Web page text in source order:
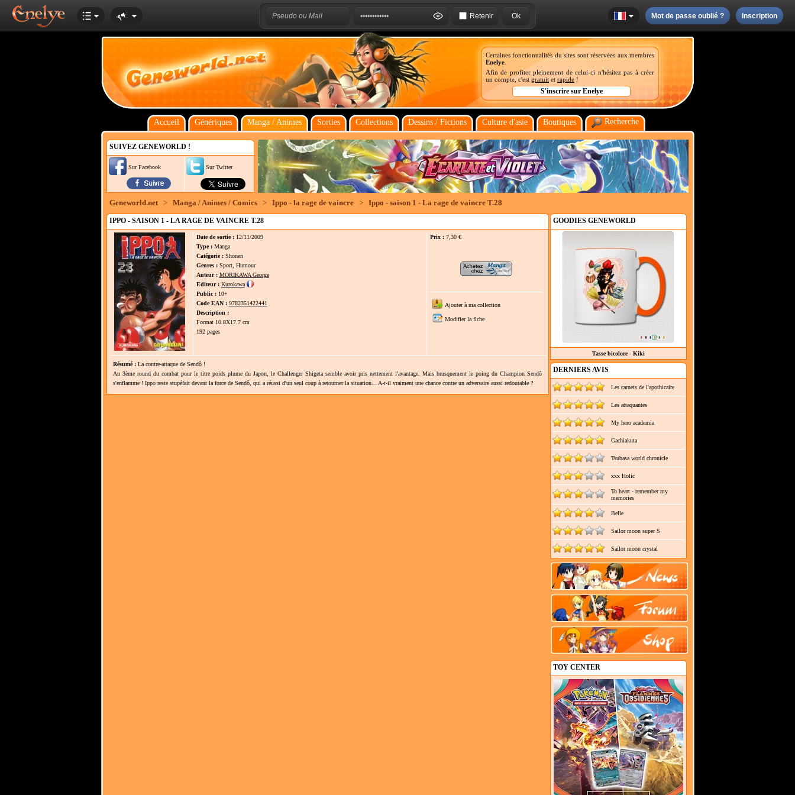
Retenir Mot de passe oublié ? Inscription
Certaines fonctionnalités du sites sont réservées aux membres
Enelye
Afin de profiter pleinement de celui-ci n'hésitez pas à créer
un compte, c'est gratuit et rapide !
Accueil Génériques Manga / Animes Sorties Collections Dessins / Fictions Culture d'asie Boutiques Recherche
SUIVEZ GENEWORLD !
Sur Facebook Sur Twitter
Geneworld.net > Manga / Animes / Comics > Ippo - la rage de vaincre > Ippo - saison 1 - La rage de vaincre T.28
IPPO - SAISON 1 - LA RAGE DE VAINCRE T.28
Date de sortie :12/11/2009
Type : Manga
Catégorie :Shonen
Genres :Sport, Humour
Auteur : MORIKAWA George
Editeur : Kurokawa
Public :10+
Code EAN : 9782351422441
Description :
Format 10.8X17.7 cm
192 pages
Prix : 7,30 €
Ajouter à ma collection
Modifier la fiche
Résumé : La contre-attaque de Sendô !
Au 3ème round du combat pour le titre poids plume du Japon, le Challenger Shigeta semble avoir pris nettement l'avantage. Mais brusquement le poing du Champion Sendô
s'enflamme ! Ippo reste stupéfait devant la force de Sendô, qui a réussi d'un seul coup à retourner la situation... A-t-il vraiment une chance contre un adversaire aussi redoutable ?
GOODIES GENEWORLD
Tasse bicolore - Kiki
DERNIERS AVIS
Les carnets de l'apothicaire
Les attaquantes
My hero academia
Gachiakuta
Tsubasa world chronicle
xxx Holic
To heart - remember my
memories
Belle
Sailor moon super S
Sailor moon crystal
TOY CENTER